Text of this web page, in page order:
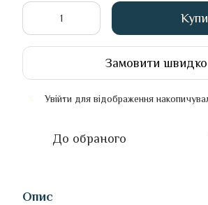
Замовити швидко
Увійти для відображення
До обраного
Опис